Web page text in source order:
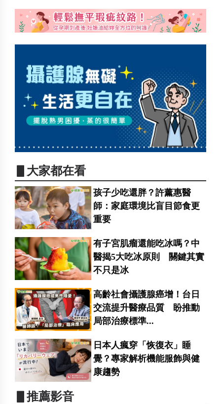
▋大家都在看
孩子少吃還胖？許薰惠醫
師：家庭環境比盲目節食更
重要
有子宮肌瘤還能吃冰嗎？中
醫揭5大吃冰原則 關鍵其實
不只是冰
高齡社會攝護腺癌增！台日
交流提升醫療品質 盼推動
局部治療標準...
日本人瘋穿「恢復衣」睡
覺？專家解析機能服飾與健
康趨勢
▋推薦影音